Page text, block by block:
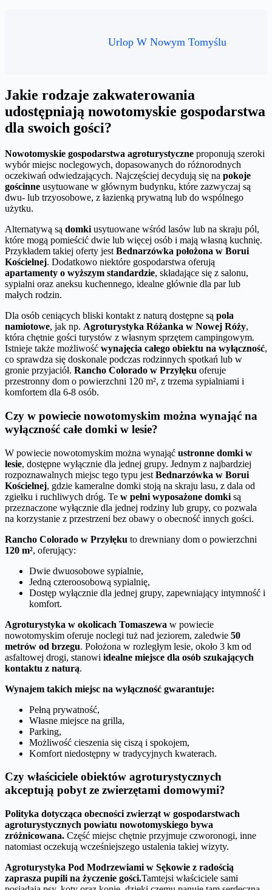
Urlop W Nowym Tomyślu
Jakie rodzaje zakwaterowania
udostępniają nowotomyskie gospodarstwa
dla swoich gości?
Nowotomyskie gospodarstwa agroturystyczne proponują szeroki
wybór miejsc noclegowych, dopasowanych do różnorodnych
oczekiwań odwiedzających. Najczęściej decydują się na pokoje
gościnne usytuowane w głównym budynku, które zazwyczaj są
dwu- lub trzyosobowe, z łazienką prywatną lub do wspólnego
użytku.
Alternatywą są domki usytuowane wśród lasów lub na skraju pól,
które mogą pomieścić dwie lub więcej osób i mają własną kuchnię.
Przykładem takiej oferty jest Bednarzówka położona w Borui
Kościelnej. Dodatkowo niektóre gospodarstwa oferują
apartamenty o wyższym standardzie, składające się z salonu,
sypialni oraz aneksu kuchennego, idealne głównie dla par lub
małych rodzin.
Dla osób ceniących bliski kontakt z naturą dostępne są pola
namiotowe, jak np. Agroturystyka Różanka w Nowej Róży,
która chętnie gości turystów z własnym sprzętem campingowym.
Istnieje także możliwość wynajęcia całego obiektu na wyłączność,
co sprawdza się doskonale podczas rodzinnych spotkań lub w
gronie przyjaciół. Rancho Colorado w Przyłęku oferuje
przestronny dom o powierzchni 120 m², z trzema sypialniami i
komfortem dla 6-8 osób.
Czy w powiecie nowotomyskim można wynająć na
wyłączność całe domki w lesie?
W powiecie nowotomyskim można wynająć ustronne domki w
lesie, dostępne wyłącznie dla jednej grupy. Jednym z najbardziej
rozpoznawalnych miejsc tego typu jest Bednarzówka w Borui
Kościelnej, gdzie kameralne domki stoją na skraju lasu, z dala od
zgiełku i ruchliwych dróg. Te w pełni wyposażone domki są
przeznaczone wyłącznie dla jednej rodziny lub grupy, co pozwala
na korzystanie z przestrzeni bez obawy o obecność innych gości.
Rancho Colorado w Przyłęku to drewniany dom o powierzchni
120 m², oferujący:
Dwie dwuosobowe sypialnie,
Jedną czteroosobową sypialnię,
Dostęp wyłącznie dla jednej grupy, zapewniający intymność i
komfort.
Agroturystyka w okolicach Tomaszewa w powiecie
nowotomyskim oferuje noclegi tuż nad jeziorem, zaledwie 50
metrów od brzegu. Położona w rozległym lesie, około 3 km od
asfaltowej drogi, stanowi idealne miejsce dla osób szukających
kontaktu z naturą.
Wynajem takich miejsc na wyłączność gwarantuje:
Pełną prywatność,
Własne miejsce na grilla,
Parking,
Możliwość cieszenia się ciszą i spokojem,
Komfort niedostępny w tradycyjnych kwaterach.
Czy właściciele obiektów agroturystycznych
akceptują pobyt ze zwierzętami domowymi?
Polityka dotycząca obecności zwierząt w gospodarstwach
agroturystycznych powiatu nowotomyskiego bywa
zróżnicowana. Część miejsc chętnie przyjmuje czworonogi, inne
natomiast oczekują wcześniejszego ustalenia takiej wizyty.
Agroturystyka Pod Modrzewiami w Sękowie z radością
zaprasza pupili na życzenie gości.Tamtejsi właściciele sami